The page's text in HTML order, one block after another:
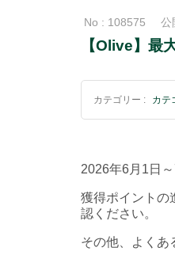
No : 108575 公
【Olive】最
カテゴリー : カテ
2026年6月1日
獲得ポイントの
認ください。
その他、よくあ